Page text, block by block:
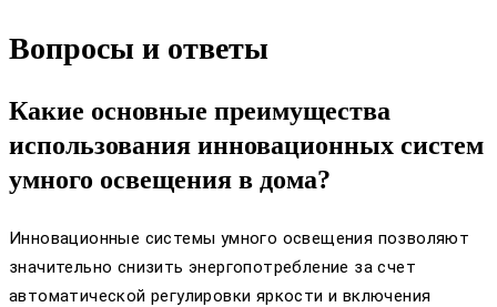
Вопросы и ответы
Какие основные преимущества
использования инновационных систем
умного освещения в дома?
Инновационные системы умного освещения позволяют
значительно снизить энергопотребление за счет
автоматической регулировки яркости и включения